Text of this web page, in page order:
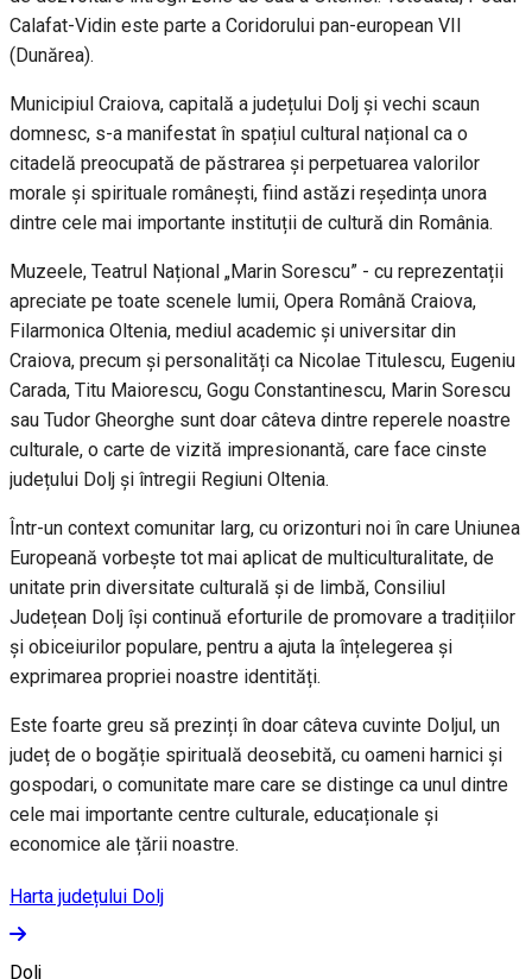
Calafat-Vidin este parte a Coridorului pan-european VII
(Dunărea).
Municipiul Craiova, capitală a județului Dolj și vechi scaun
domnesc, s-a manifestat în spațiul cultural național ca o
citadelă preocupată de păstrarea și perpetuarea valorilor
morale și spirituale românești, fiind astăzi reședința unora
dintre cele mai importante instituții de cultură din România.
Muzeele, Teatrul Național „Marin Sorescu” - cu reprezentații
apreciate pe toate scenele lumii, Opera Română Craiova,
Filarmonica Oltenia, mediul academic și universitar din
Craiova, precum și personalități ca Nicolae Titulescu, Eugeniu
Carada, Titu Maiorescu, Gogu Constantinescu, Marin Sorescu
sau Tudor Gheorghe sunt doar câteva dintre reperele noastre
culturale, o carte de vizită impresionantă, care face cinste
județului Dolj și întregii Regiuni Oltenia.
Într-un context comunitar larg, cu orizonturi noi în care Uniunea
Europeană vorbește tot mai aplicat de multiculturalitate, de
unitate prin diversitate culturală și de limbă, Consiliul
Județean Dolj își continuă eforturile de promovare a tradițiilor
și obiceiurilor populare, pentru a ajuta la înțelegerea și
exprimarea propriei noastre identități.
Este foarte greu să prezinți în doar câteva cuvinte Doljul, un
județ de o bogăție spirituală deosebită, cu oameni harnici și
gospodari, o comunitate mare care se distinge ca unul dintre
cele mai importante centre culturale, educaționale și
economice ale țării noastre.
Harta județului Dolj
Dolj